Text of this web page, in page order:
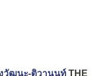
งวัฒนะ-ติวานนท์ THE